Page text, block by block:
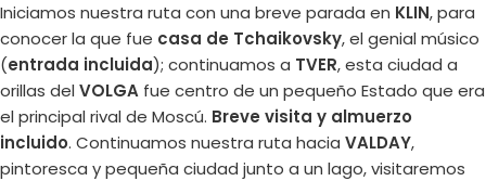
Iniciamos nuestra ruta con una breve parada en KLIN, para
conocer la que fue casa de Tchaikovsky, el genial músico
(entrada incluida); continuamos a TVER, esta ciudad a
orillas del VOLGA fue centro de un pequeño Estado que era
el principal rival de Moscú. Breve visita y almuerzo
incluido. Continuamos nuestra ruta hacia VALDAY,
pintoresca y pequeña ciudad junto a un lago, visitaremos